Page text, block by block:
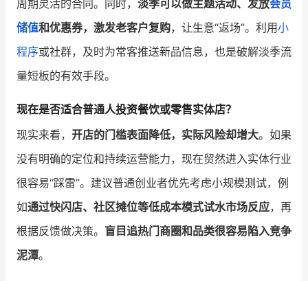
周期灵活的合同。同时， 淡季可以做主题活动、发放会员
储值和优惠券，激发老客户复购，让生意“返场”。利用小
程序或社群，及时为常客推送新品信息，也是破解淡季流
量短板的有效手段。
现在是否适合普通人投资餐饮或零售实体店？
现实来看， 开店的门槛表面降低，实际风险却增大。如果
没有明确的定位和持续运营能力，现在贸然进入实体行业
很容易“踩雷”。建议普通创业者优先考虑小规模测试，例
如通过快闪店、社区摊位等低成本模式试水市场反应，再
根据反馈做决策。 盲目追热门商圈和品类很容易陷入竞争
泥潭。